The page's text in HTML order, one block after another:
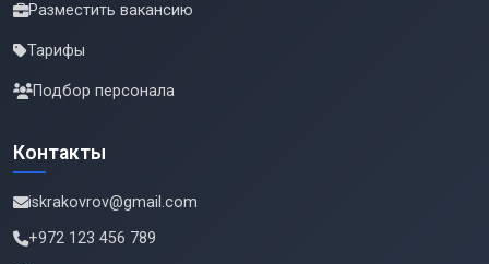
Разместить вакансию
Тарифы
Подбор персонала
Контакты
iskrakovrov@gmail.com
+972 123 456 789